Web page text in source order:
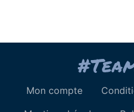
Mon compte